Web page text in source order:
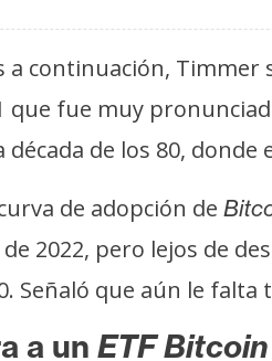
a continuación,
que fue muy
década de los 80,
de adopción de
2022, pero lejos de
Señaló que aún le
a un ETF Bitcoin